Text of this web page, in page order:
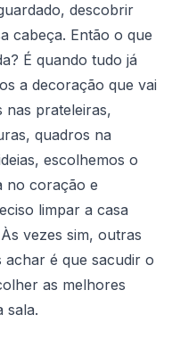
descobrir
cabeça. Então o que
É quando tudo já
a decoração que vai
nas prateleiras,
quadros na
escolhemos o
no coração e
limpar a casa
vezes sim, outras
achar é que sacudir o
as melhores
sala.